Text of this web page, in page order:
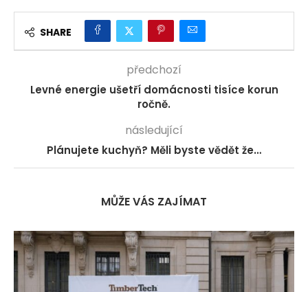
SHARE
předchozí
Levné energie ušetří domácnosti tisíce korun
ročně.
následující
Plánujete kuchyň? Měli byste vědět že…
MŮŽE VÁS ZAJÍMAT